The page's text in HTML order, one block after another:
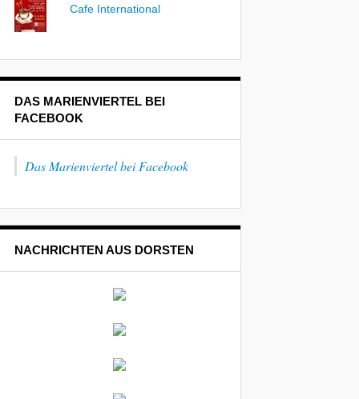
Cafe International
DAS MARIENVIERTEL BEI
FACEBOOK
Das Marienviertel bei Facebook
NACHRICHTEN AUS DORSTEN